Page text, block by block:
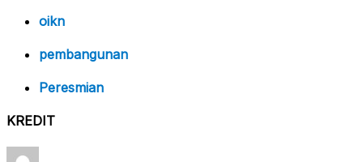
oikn
pembangunan
Peresmian
KREDIT